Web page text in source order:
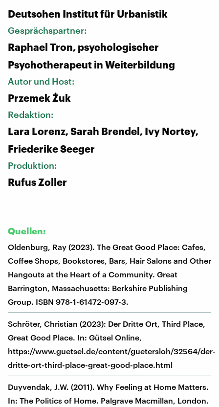
Deutschen Institut für Urbanistik
Gesprächspartner:
Raphael Tron, psychologischer
Psychotherapeut in Weiterbildung
Autor und Host:
Przemek Żuk
Redaktion:
Lara Lorenz, Sarah Brendel, Ivy Nortey,
Friederike Seeger
Produktion:
Rufus Zoller
Quellen:
Oldenburg, Ray (2023). The Great Good Place: Cafes,
Coffee Shops, Bookstores, Bars, Hair Salons and Other
Hangouts at the Heart of a Community. Great
Barrington, Massachusetts: Berkshire Publishing
Group. ISBN 978-1-61472-097-3.
Schröter, Christian (2023): Der Dritte Ort, Third Place,
Great Good Place. In: Gütsel Online,
https://www.guetsel.de/content/guetersloh/32564/der-
dritte-ort-third-place-great-good-place.html
Duyvendak, J.W. (2011). Why Feeling at Home Matters.
In: The Politics of Home. Palgrave Macmillan, London.